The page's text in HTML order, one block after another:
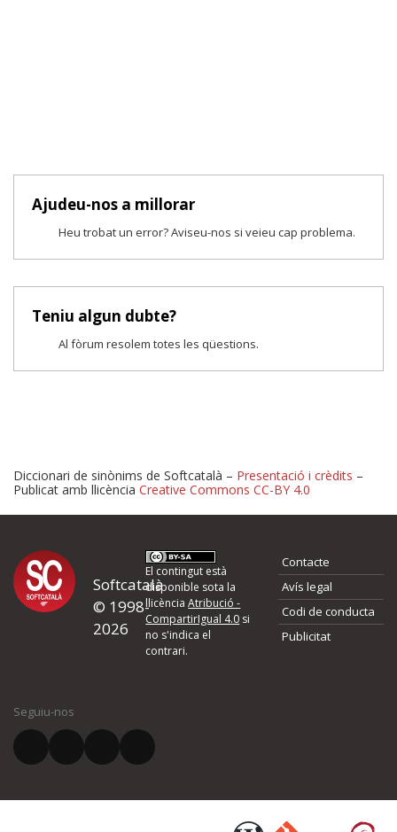
Ajudeu-nos a millorar
Heu trobat un error? Aviseu-nos si veieu cap problema.
Teniu algun dubte?
Al fòrum resolem totes les qüestions.
Proposeu-nos millores o
d'errors
Si heu trobat un error o voleu proposar alguna millora, ompliu els
quina és la millora que proposeu o l'error del qual voleu informar-
El vostre correu electrònic *
Diccionari de sinònims de Softcatalà – Presentació i crèdits –
Publicat amb llicència Creative Commons CC-BY 4.0
Softcatalà
© 1998-
2026
El contingut està
disponible sota la
llicènciaAtribució -
CompartirIgual 4.0 si
no s'indica el
contrari.
Contacte
Avís legal
Codi de conducta
Publicitat
Seguiu-nos